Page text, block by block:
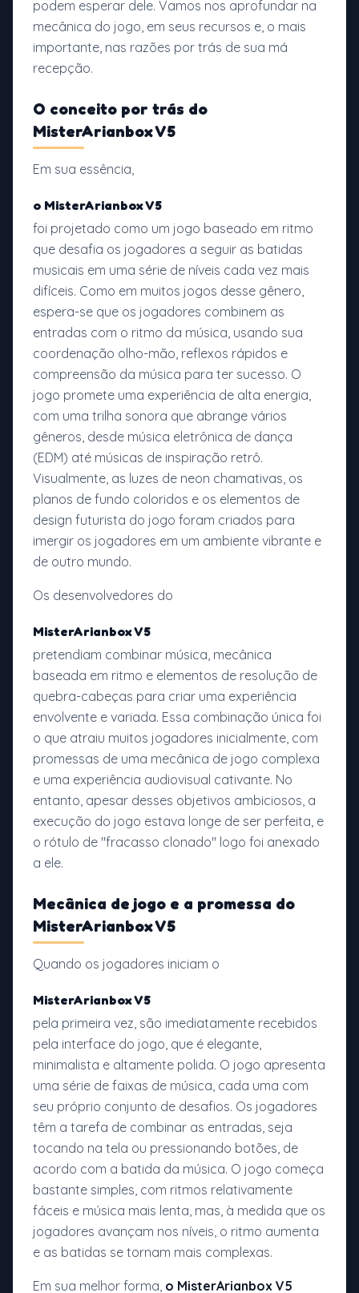
podem esperar dele. Vamos nos aprofundar na
mecânica do jogo, em seus recursos e, o mais
importante, nas razões por trás de sua má
recepção.
O conceito por trás do
MisterArianbox V5
Em sua essência,
o MisterArianbox V5
foi projetado como um jogo baseado em ritmo
que desafia os jogadores a seguir as batidas
musicais em uma série de níveis cada vez mais
difíceis. Como em muitos jogos desse gênero,
espera-se que os jogadores combinem as
entradas com o ritmo da música, usando sua
coordenação olho-mão, reflexos rápidos e
compreensão da música para ter sucesso. O
jogo promete uma experiência de alta energia,
com uma trilha sonora que abrange vários
gêneros, desde música eletrônica de dança
(EDM) até músicas de inspiração retrô.
Visualmente, as luzes de neon chamativas, os
planos de fundo coloridos e os elementos de
design futurista do jogo foram criados para
imergir os jogadores em um ambiente vibrante e
de outro mundo.
Os desenvolvedores do
MisterArianbox V5
pretendiam combinar música, mecânica
baseada em ritmo e elementos de resolução de
quebra-cabeças para criar uma experiência
envolvente e variada. Essa combinação única foi
o que atraiu muitos jogadores inicialmente, com
promessas de uma mecânica de jogo complexa
e uma experiência audiovisual cativante. No
entanto, apesar desses objetivos ambiciosos, a
execução do jogo estava longe de ser perfeita, e
o rótulo de "fracasso clonado" logo foi anexado
a ele.
Mecânica de jogo e a promessa do
MisterArianbox V5
Quando os jogadores iniciam o
MisterArianbox V5
pela primeira vez, são imediatamente recebidos
pela interface do jogo, que é elegante,
minimalista e altamente polida. O jogo apresenta
uma série de faixas de música, cada uma com
seu próprio conjunto de desafios. Os jogadores
têm a tarefa de combinar as entradas, seja
tocando na tela ou pressionando botões, de
acordo com a batida da música. O jogo começa
bastante simples, com ritmos relativamente
fáceis e música mais lenta, mas, à medida que os
jogadores avançam nos níveis, o ritmo aumenta
e as batidas se tornam mais complexas.
Em sua melhor forma, o MisterArianbox V5